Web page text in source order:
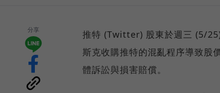
分享
推特 (Twitter) 股東於週三 (5/
斯克收購推特的混亂程序導致股
體訴訟與損害賠償。